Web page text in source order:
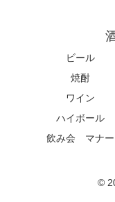
ビール
焼酎
ワイン
ハイボール
飲み会 マナー
©